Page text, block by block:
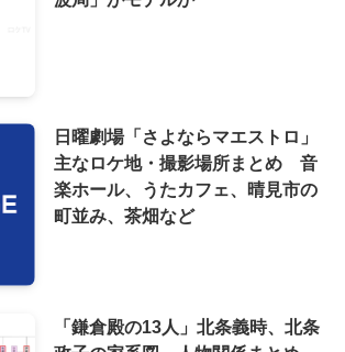
日曜劇場「さよならマエストロ」
主なロケ地・撮影場所まとめ 音
楽ホール、うたカフェ、晴見市の
町並み、茶畑など
「鎌倉殿の13人」北条義時、北条